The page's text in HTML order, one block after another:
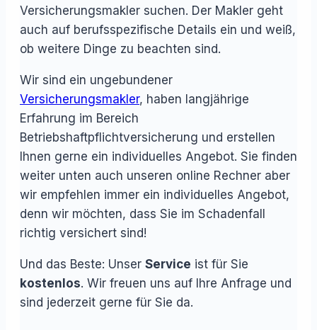
Versicherungsmakler suchen. Der Makler geht
auch auf berufsspezifische Details ein und weiß,
ob weitere Dinge zu beachten sind.
Wir sind ein ungebundener
Versicherungsmakler, haben langjährige
Erfahrung im Bereich
Betriebshaftpflichtversicherung und erstellen
Ihnen gerne ein individuelles Angebot. Sie finden
weiter unten auch unseren online Rechner aber
wir empfehlen immer ein individuelles Angebot,
denn wir möchten, dass Sie im Schadenfall
richtig versichert sind!
Und das Beste: Unser Service ist für Sie
kostenlos. Wir freuen uns auf Ihre Anfrage und
sind jederzeit gerne für Sie da.